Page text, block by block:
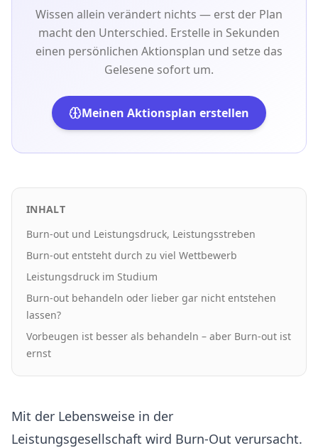
Wissen allein verändert nichts — erst der Plan
macht den Unterschied. Erstelle in Sekunden
einen persönlichen Aktionsplan und setze das
Gelesene sofort um.
Meinen Aktionsplan erstellen
INHALT
Burn-out und Leistungsdruck, Leistungsstreben
Burn-out entsteht durch zu viel Wettbewerb
Leistungsdruck im Studium
Burn-out behandeln oder lieber gar nicht entstehen
lassen?
Vorbeugen ist besser als behandeln – aber Burn-out ist
ernst
Mit der Lebensweise in der
Leistungsgesellschaft wird Burn-Out verursacht.